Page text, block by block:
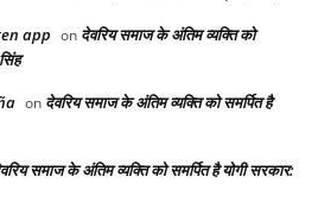
app on देवरिय समाज के अंतिम व्यक्ति को
on देवरिय समाज के अंतिम व्यक्ति को समर्पित है
समाज के अंतिम व्यक्ति को समर्पित है योगी सरकार: